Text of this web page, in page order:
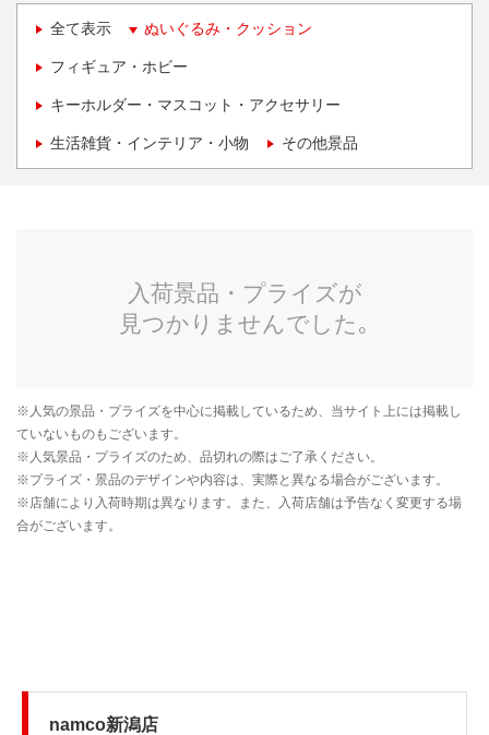
全て表示 ぬいぐるみ・クッション
フィギュア・ホビー
キーホルダー・マスコット・アクセサリー
生活雑貨・インテリア・小物 その他景品
namco新潟店